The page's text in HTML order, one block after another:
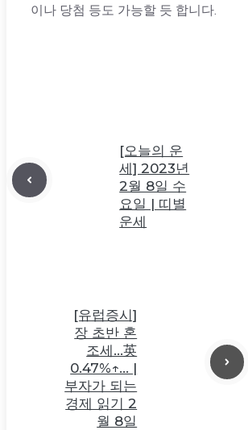
이나 당첨 등도 가능할 듯 합니다.
[오늘의 운
세] 2023년
2월 8일 수
요일 | 띠별
운세
[유럽증시]
장 초반 혼
조세…英
0.47%↑… |
부자가 되는
경제 읽기 2
월 8일